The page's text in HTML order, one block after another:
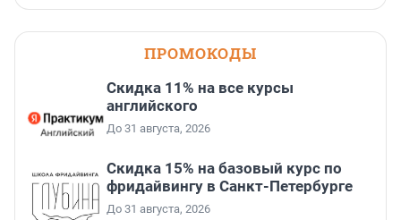
ПРОМОКОДЫ
Скидка 11% на все курсы
английского
До 31 августа, 2026
Скидка 15% на базовый курс по
фридайвингу в Санкт-Петербурге
До 31 августа, 2026